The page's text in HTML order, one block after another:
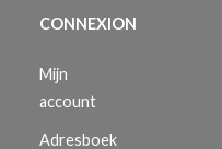
CONNEXION
Mijn
account
Adresboek